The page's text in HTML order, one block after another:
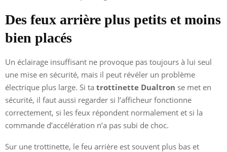
Des feux arrière plus petits et moins
bien placés
Un éclairage insuffisant ne provoque pas toujours à lui seul
une mise en sécurité, mais il peut révéler un problème
électrique plus large. Si ta trottinette Dualtron se met en
sécurité, il faut aussi regarder si l’afficheur fonctionne
correctement, si les feux répondent normalement et si la
commande d’accélération n’a pas subi de choc.
Sur une trottinette, le feu arrière est souvent plus bas et